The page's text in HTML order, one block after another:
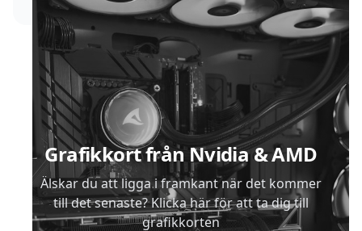
Grafikkort från Nvidia & AMD
Älskar du att ligga i framkant när det kommer
till det senaste? Klicka här för att ta dig till
grafikkorten